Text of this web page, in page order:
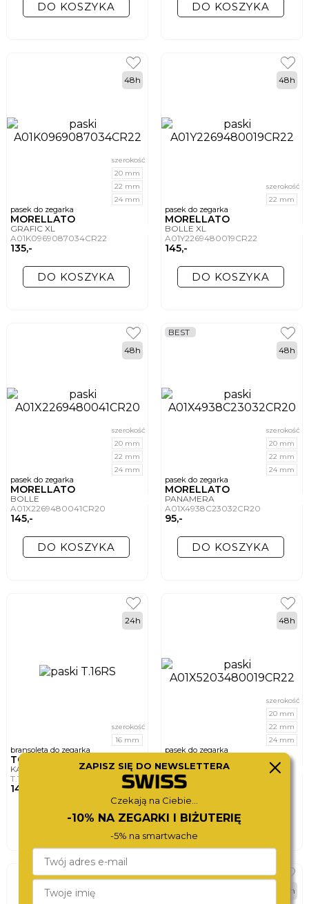
DO KOSZYKA DO KOSZYKA
pasek do zegarka
MORELLATO
GRAFIC XL
A01K0969087034CR22
135,-
szerokość
20 mm
22 mm
24 mm
48h
DO KOSZYKA
pasek do zegarka
MORELLATO
BOLLE XL
A01Y2269480019CR22
145,-
szerokość
22 mm
48h
DO KOSZYKA
pasek do zegarka
MORELLATO
BOLLE
A01X2269480041CR20
145,-
szerokość
20 mm
22 mm
24 mm
48h
DO KOSZYKA
pasek do zegarka
MORELLATO
PANAMERA
A01X4938C23032CR20
95,-
BEST
szerokość
20 mm
22 mm
24 mm
48h
DO KOSZYKA
bransoleta do zegarka
TORII
KASAI
T.16RS
140,-
szerokość
16 mm
24h
DO KOSZYKA
pasek do zegarka
BOLLE EC
A01X5203480019CR22
145,-
szerokość
20 mm
22 mm
24 mm
48h
DO KOSZYKA
24h
ZAPISZ SIĘ DO NEWSLETTERA
Czekają na Ciebie...
-10% NA ZEGARKI I BIŻUTERIĘ
-5% na smartwache